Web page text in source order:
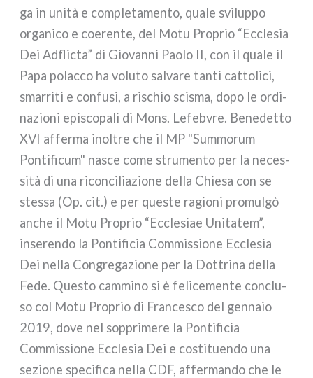
ga in uni­tà e com­ple­ta­men­to, qua­le svi­lup­po
orga­ni­co e coe­ren­te, del Motu Proprio “Ecclesia
Dei Adflicta” di Giovanni Paolo II, con il qua­le il
Papa polac­co ha volu­to sal­va­re tan­ti cat­to­li­ci,
smar­ri­ti e con­fu­si, a rischio sci­sma, dopo le ordi­
na­zio­ni epi­sco­pa­li di Mons. Lefebvre. Benedetto
XVI affer­ma inol­tre che il MP "Summorum
Pontificum" nasce come stru­men­to per la neces­
si­tà di una ricon­ci­lia­zio­ne del­la Chiesa con se
stes­sa (Op. cit.) e per que­ste ragio­ni pro­mul­gò
anche il Motu Proprio “Ecclesiae Unitatem”,
inse­ren­do la Pontificia Commissione Ecclesia
Dei nel­la Congregazione per la Dottrina del­la
Fede. Questo cam­mi­no si è feli­ce­men­te con­clu­
so col Motu Proprio di Francesco del gen­na­io
2019, dove nel sop­pri­me­re la Pontificia
Commissione Ecclesia Dei e costi­tuen­do una
sezio­ne spe­ci­fi­ca nel­la CDF, affer­man­do che le